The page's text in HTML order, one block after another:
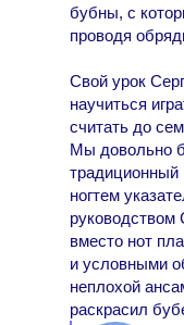
бубны, с
проводя
Свой урок
научиться
считать до
Мы довольно
ногтем
руководством
вместо нот
и условными
неплохой
раскрасил